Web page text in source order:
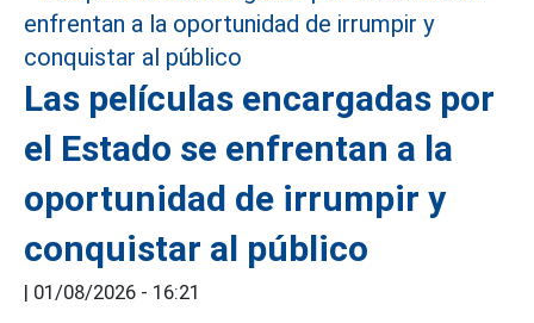
Las películas encargadas por
el Estado se enfrentan a la
oportunidad de irrumpir y
conquistar al público
01/08/2026 - 16:21